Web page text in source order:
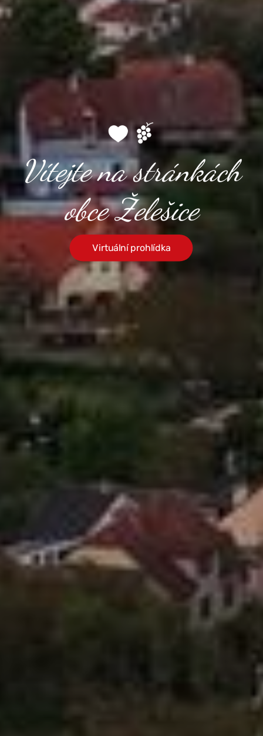
Vítejte na stránkách
obce Želešice
Virtuální prohlídka